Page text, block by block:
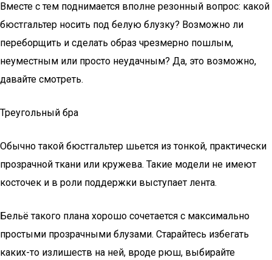
Вместе с тем поднимается вполне резонный вопрос: какой
бюстгальтер носить под белую блузку? Возможно ли
переборщить и сделать образ чрезмерно пошлым,
неуместным или просто неудачным? Да, это возможно,
давайте смотреть.
Треугольный бра
Обычно такой бюстгальтер шьется из тонкой, практически
прозрачной ткани или кружева. Такие модели не имеют
косточек и в роли поддержки выступает лента.
Бельё такого плана хорошо сочетается с максимально
простыми прозрачными блузами. Старайтесь избегать
каких-то излишеств на ней, вроде рюш, выбирайте